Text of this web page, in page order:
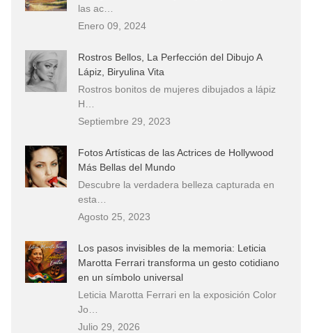
las ac…
Enero 09, 2024
Rostros Bellos, La Perfección del Dibujo A
Lápiz, Biryulina Vita
Rostros bonitos de mujeres dibujados a lápiz
H…
Septiembre 29, 2023
Fotos Artísticas de las Actrices de Hollywood
Más Bellas del Mundo
Descubre la verdadera belleza capturada en
esta…
Agosto 25, 2023
Los pasos invisibles de la memoria: Leticia
Marotta Ferrari transforma un gesto cotidiano
en un símbolo universal
Leticia Marotta Ferrari en la exposición Color
Jo…
Julio 29, 2026